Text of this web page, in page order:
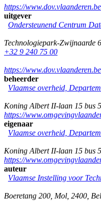
https://www.dov.vlaanderen.be
uitgever
Ondersteunend Centrum
Technologiepark-Zwijnaarde
+32 9 240 75 00
https://www.dov.vlaanderen.be
beheerder
Vlaamse overheid,
Koning Albert II-laan 15 bus
https://
eigenaar
Vlaamse overheid,
Koning Albert II-laan 15 bus
https://
auteur
Vlaamse Instelling voor
Boeretang 200 Mol 2400